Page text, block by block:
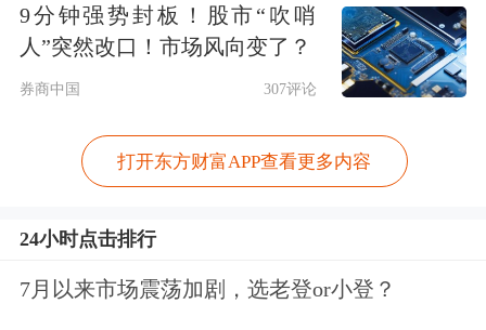
诚旗下港口！长江和记公告：被迫终止
营运！外交部回应
3月6日，长和股价收涨0.65%，每股报
61.55港元，总市值2357亿港元。
综合长江和记、每日经济新闻、公开消
息
9分钟强势封板！股市“吹哨
人”突然改口！市场风向变了？
券商中国 307评论
打开东方财富APP查看更多内容
24小时点击排行
7月以来市场震荡加剧，选老登or小登？